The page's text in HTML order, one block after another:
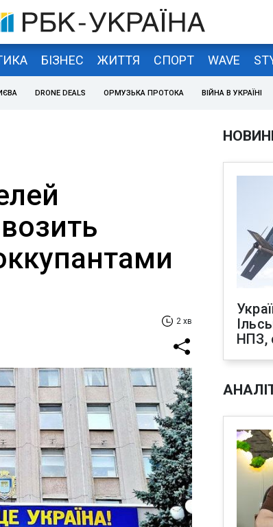
БІЗНЕС ЖИТТЯ СПОРТ WAVE
DRONE DEALS ОРМУЗЬКА ПРОТОКА ВІЙНА В УКРАЇНІ
2 хв
НПЗ,